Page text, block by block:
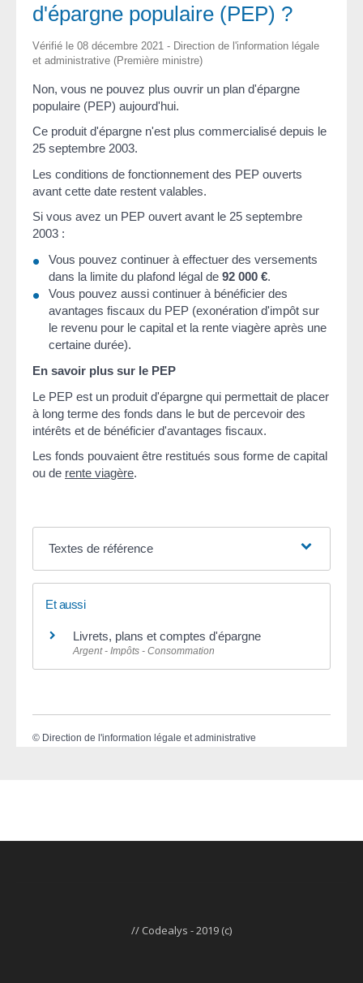
d'épargne populaire (PEP) ?
Vérifié le 08 décembre 2021 - Direction de l'information légale
et administrative (Première ministre)
Non, vous ne pouvez plus ouvrir un plan d'épargne
populaire (PEP) aujourd'hui.
Ce produit d'épargne n'est plus commercialisé depuis le
25 septembre 2003.
Les conditions de fonctionnement des PEP ouverts
avant cette date restent valables.
Si vous avez un PEP ouvert avant le 25 septembre
2003 :
Vous pouvez continuer à effectuer des versements
dans la limite du plafond légal de 92 000 €.
Vous pouvez aussi continuer à bénéficier des
avantages fiscaux du PEP (exonération d'impôt sur
le revenu pour le capital et la rente viagère après une
certaine durée).
En savoir plus sur le PEP
Le PEP est un produit d'épargne qui permettait de placer
à long terme des fonds dans le but de percevoir des
intérêts et de bénéficier d'avantages fiscaux.
Les fonds pouvaient être restitués sous forme de capital
ou de rente viagère.
Textes de référence
Et aussi
Livrets, plans et comptes d'épargne
Argent - Impôts - Consommation
© Direction de l'information légale et administrative
// Codealys - 2019 (c)